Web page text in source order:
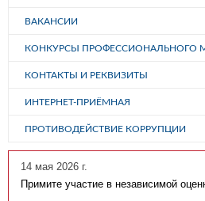
ВАКАНСИИ
КОНКУРСЫ ПРОФЕССИОНАЛЬНОГО
КОНТАКТЫ И РЕКВИЗИТЫ
ИНТЕРНЕТ-ПРИЁМНАЯ
ПРОТИВОДЕЙСТВИЕ КОРРУПЦИИ
14 мая 2026 г.
Примите участие в независимой